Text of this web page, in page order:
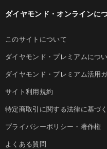
ダイヤモンド・オンラインに
このサイトについて
ダイヤモンド・プレミアムにつ
ダイヤモンド・プレミアム活用
サイト利用規約
特定商取引に関する法律に基づ
プライバシーポリシー・著作権
よくある質問